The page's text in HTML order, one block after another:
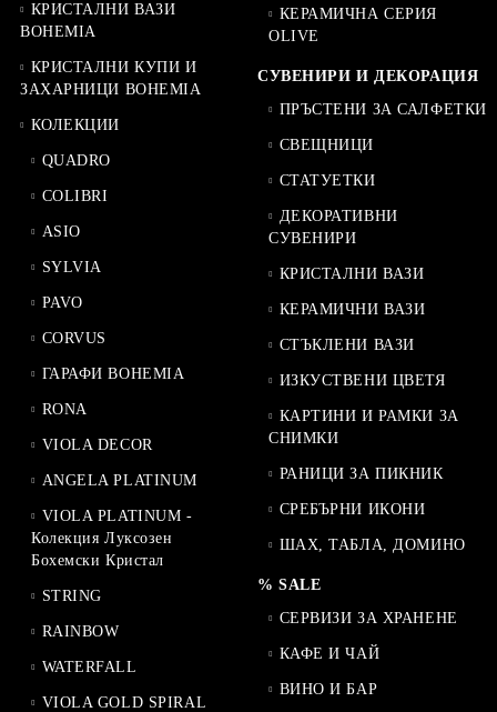
КРИСТАЛНИ ВАЗИ
BOHEMIA
КРИСТАЛНИ КУПИ И
ЗАХАРНИЦИ BOHEMIA
КОЛЕКЦИИ
QUADRO
COLIBRI
ASIO
SYLVIA
PAVO
CORVUS
ГАРАФИ BOHEMIA
RONA
VIOLA DECOR
ANGELA PLATINUM
VIOLA PLATINUM -
Колекция Луксозен
Бохемски Кристал
STRING
RAINBOW
WATERFALL
VIOLA GOLD SPIRAL
КЕРАМИЧНА СЕРИЯ
OLIVE
СУВЕНИРИ И ДЕКОРАЦИЯ
ПРЪСТЕНИ ЗА САЛФЕТКИ
СВЕЩНИЦИ
СТАТУЕТКИ
ДЕКОРАТИВНИ
СУВЕНИРИ
КРИСТАЛНИ ВАЗИ
КЕРАМИЧНИ ВАЗИ
СТЪКЛЕНИ ВАЗИ
ИЗКУСТВЕНИ ЦВЕТЯ
КАРТИНИ И РАМКИ ЗА
СНИМКИ
РАНИЦИ ЗА ПИКНИК
СРЕБЪРНИ ИКОНИ
ШАХ, ТАБЛА, ДОМИНО
% SALE
СЕРВИЗИ ЗА ХРАНЕНЕ
КАФЕ И ЧАЙ
ВИНО И БАР